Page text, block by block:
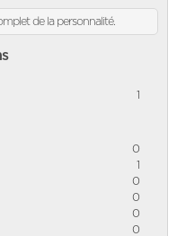
de la personnalité.
1
0
1
0
0
0
0